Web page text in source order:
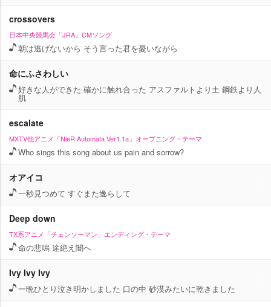
crossovers
日本中央競馬会「JRA」CMソング
朝は逃げないから そう言った君を憂いながら
命にふさわしい
好きな人ができた 確かに触れ合った アスファルトより土 鋼鉄より人
肌
escalate
MXTV他アニメ「NieR:Automata Ver1.1a」オープニング・テーマ
Who sings this song about us pain and sorrow?
オアイコ
一秒見つめて すぐまた逸らして
Deep down
TX系アニメ「チェンソーマン」エンディング・テーマ
命の悲鳴 途絶え闇へ
Ivy Ivy Ivy
一晩ひとり泣き明かしました 口の中 砂漠みたいに乾きました